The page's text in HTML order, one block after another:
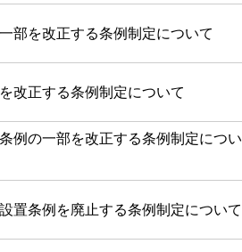
部を改正する条例制定について
改正する条例制定について
例の一部を改正する条例制定につい
置条例を廃止する条例制定について